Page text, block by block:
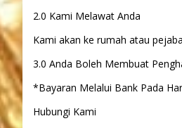
2.0 Kami Melawat Anda
Kami akan ke rumah atau
3.0 Anda Boleh Membuat
*Bayaran Melalui Bank Pada
Hubungi Kami